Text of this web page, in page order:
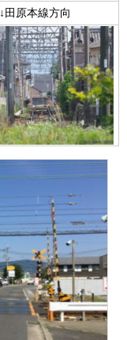
↓田原本線方向